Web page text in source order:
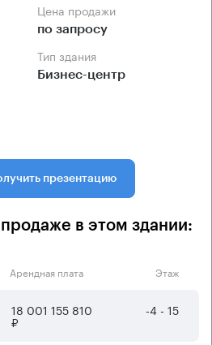
Цена продажи
по запросу
Тип здания
Бизнес-центр
презентацию
в этом здании:
Арендная плата Этаж
18 001 155 810
₽
-4 - 15